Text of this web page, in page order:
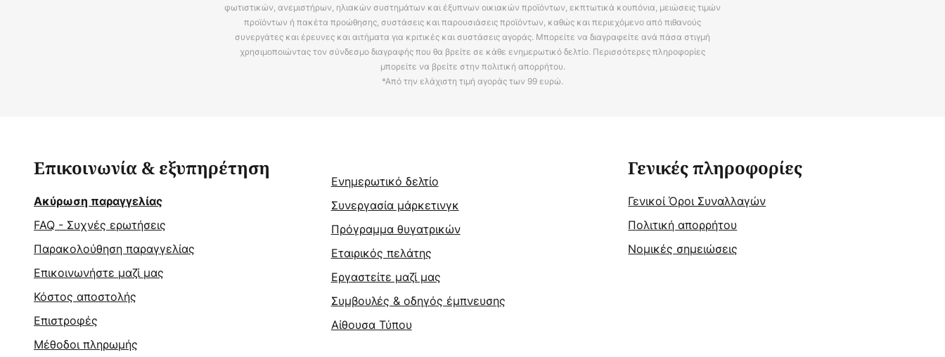
φωτιστικών, ανεμιστήρων, ηλιακών συστημάτων και έξυπνων οικιακών προϊόντων, εκπτωτικά κουπόνια, μειώσεις τιμών
προϊόντων ή πακέτα προώθησης, συστάσεις και παρουσιάσεις προϊόντων, καθώς και περιεχόμενο από πιθανούς
συνεργάτες και έρευνες και αιτήματα για κριτικές και συστάσεις αγοράς. Μπορείτε να διαγραφείτε ανά πάσα στιγμή
χρησιμοποιώντας τον σύνδεσμο διαγραφής που θα βρείτε σε κάθε ενημερωτικό δελτίο. Περισσότερες πληροφορίες
μπορείτε να βρείτε στην πολιτική απορρήτου.
*Από την ελάχιστη τιμή αγοράς των 99 ευρώ.
Επικοινωνία & εξυπηρέτηση
Ακύρωση παραγγελίας
FAQ - Συχνές ερωτήσεις
Παρακολούθηση παραγγελίας
Επικοινωνήστε μαζί μας
Κόστος αποστολής
Επιστροφές
Μέθοδοι πληρωμής
Ενημερωτικό δελτίο
Συνεργασία μάρκετινγκ
Πρόγραμμα θυγατρικών
Εταιρικός πελάτης
Εργαστείτε μαζί μας
Συμβουλές & οδηγός έμπνευσης
Αίθουσα Τύπου
Γενικές πληροφορίες
Γενικοί Όροι Συναλλαγών
Πολιτική απορρήτου
Νομικές σημειώσεις